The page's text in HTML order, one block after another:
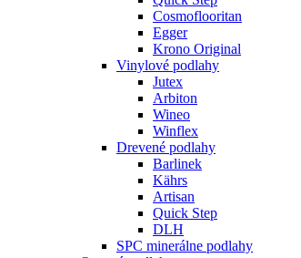
Cosmoflooritan
Egger
Krono Original
Vinylové podlahy
Jutex
Arbiton
Wineo
Winflex
Drevené podlahy
Barlinek
Kährs
Artisan
Quick Step
DLH
SPC minerálne podlahy